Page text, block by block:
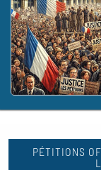
PÉTITIONS